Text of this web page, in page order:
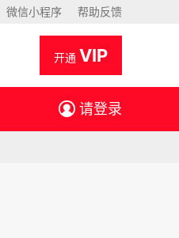
微信小程序 帮助反馈
开通 VIP
请登录